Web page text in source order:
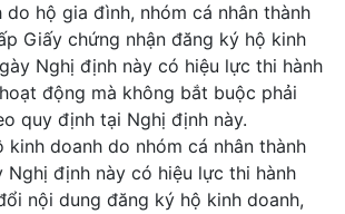
do hộ gia đình, nhóm cá nhân thành
Giấy chứng nhận đăng ký hộ kinh
Nghị định này có hiệu lực thi hành
động mà không bắt buộc phải
quy định tại Nghị định này.
kinh doanh do nhóm cá nhân thành
Nghị định này có hiệu lực thi hành
nội dung đăng ký hộ kinh doanh,